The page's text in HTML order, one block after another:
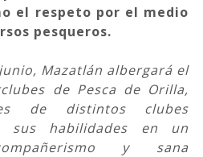
el respeto por el medio
pesqueros.
Mazatlán albergará el
de Pesca de Orilla,
de distintos clubes
sus habilidades en un
y sana